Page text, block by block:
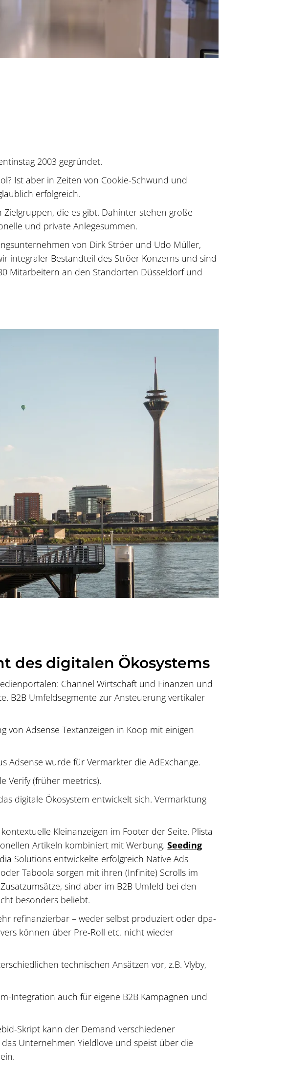
2003 gegründet.
Ist aber in Zeiten von Cookie-Schwund und
erfolgreich.
die es gibt. Dahinter stehen große
und private Anlegesummen.
von Dirk Ströer und Udo Müller,
integraler Bestandteil des Ströer Konzerns und sind
Mitarbeitern an den Standorten Düsseldorf und
des digitalen Ökosystems
Channel Wirtschaft und Finanzen und
B2B Umfeldsegmente zur Ansteuerung vertikaler
von Adsense Textanzeigen in Koop mit einigen
Adsense wurde für Vermarkter die AdExchange.
Verify (früher meetrics).
digitale Ökosystem entwickelt sich. Vermarktung
Kleinanzeigen im Footer der Seite. Plista
Artikeln kombiniert mit Werbung.Seeding
Solutions entwickelte erfolgreich Native Ads
Taboola sorgen mit ihren (Infinite) Scrolls im
sind aber im B2B Umfeld bei den
besonders beliebt.
refinanzierbar – weder selbst produziert oder dpa-
können über Pre-Roll etc. nicht wieder
technischen Ansätzen vor, z.B. Vlyby,
Integration auch für eigene B2B Kampagnen und
Skript kann der Demand verschiedener
Unternehmen Yieldlove und speist über die